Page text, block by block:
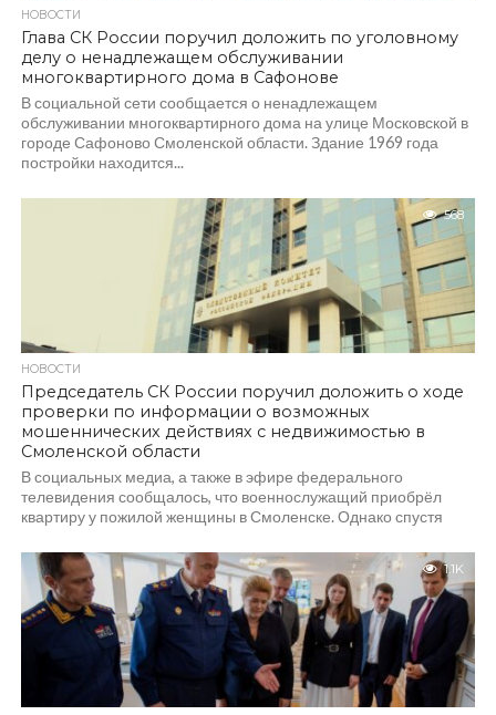
НОВОСТИ
Глава СК России поручил доложить по уголовному
делу о ненадлежащем обслуживании
многоквартирного дома в Сафонове
В социальной сети сообщается о ненадлежащем
обслуживании многоквартирного дома на улице Московской в
городе Сафоново Смоленской области. Здание 1969 года
постройки находится...
568
НОВОСТИ
Председатель СК России поручил доложить о ходе
проверки по информации о возможных
мошеннических действиях с недвижимостью в
Смоленской области
В социальных медиа, а также в эфире федерального
телевидения сообщалось, что военнослужащий приобрёл
квартиру у пожилой женщины в Смоленске. Однако спустя
1.1K